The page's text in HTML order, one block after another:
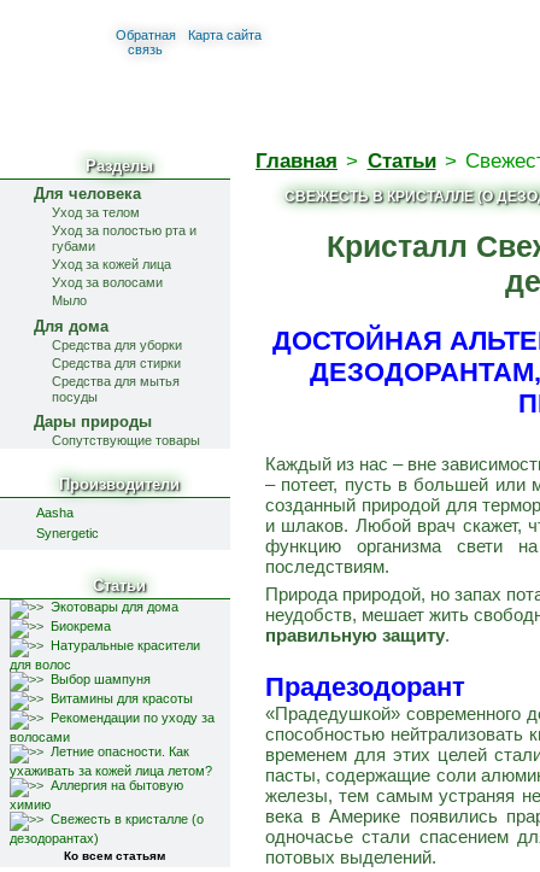
Обратная
связь
Карта сайта
Разделы
Для человека
Уход за телом
Уход за полостью рта и
губами
Уход за кожей лица
Уход за волосами
Мыло
Для дома
Средства для уборки
Средства для стирки
Средства для мытья
посуды
Дары природы
Сопутствующие товары
Производители
Aasha
Synergetic
Статьи
Экотовары для дома
Биокрема
Натуральные красители
для волос
Выбор шампуня
Витамины для красоты
Рекомендации по уходу за
волосами
Летние опасности. Как
ухаживать за кожей лица летом?
Аллергия на бытовую
химию
Свежесть в кристалле (о
дезодорантах)
Ко всем статьям
Главная > Статьи >
СВЕЖЕСТЬ В КРИСТАЛЛЕ (О
Кристалл
ДОСТОЙНАЯ
Каждый из нас – вне
– потеет, пусть в большей или
созданный природой для
и шлаков. Любой врач скажет,
функцию организма свети
последствиям.
Природа природой, но запах
неудобств, мешает жить
правильную защиту.
Прадезодорант
«Прадедушкой» современного
способностью
временем для этих целей
пасты, содержащие соли
железы, тем самым устраняя
века в Америке появились
одночасье стали спасением
потовых выделений.